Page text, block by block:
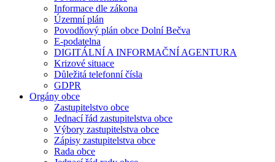
Informace dle zákona
Územní plán
Povodňový plán obce Dolní Bečva
E-podatelna
DIGITÁLNÍ A INFORMAČNÍ AGENTURA
Krizové situace
Důležitá telefonní čísla
GDPR
Orgány obce
Zastupitelstvo obce
Jednací řád zastupitelstva obce
Výbory zastupitelstva obce
Zápisy zastupitelstva obce
Rada obce